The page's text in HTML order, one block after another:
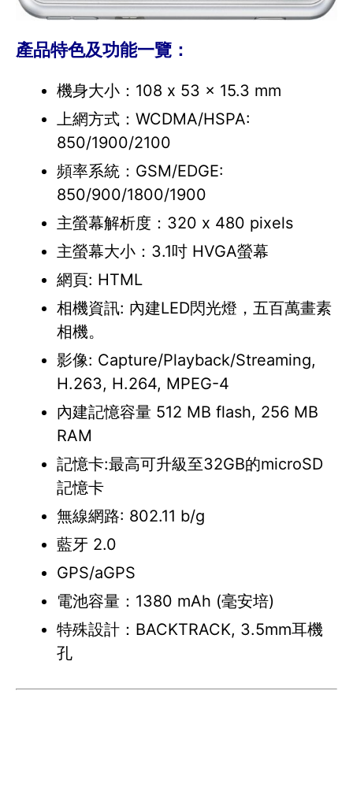
產品特色及功能一覽：
機身大小：108 x 53 x 15.3 mm
上網方式：WCDMA/HSPA:
850/1900/2100
頻率系統：GSM/EDGE:
850/900/1800/1900
主螢幕解析度：320 x 480 pixels
主螢幕大小：3.1吋 HVGA螢幕
網頁: HTML
相機資訊: 內建LED閃光燈，五百萬畫素
相機。
影像: Capture/Playback/Streaming,
H.263, H.264, MPEG-4
內建記憶容量 512 MB flash, 256 MB
RAM
記憶卡:最高可升級至32GB的microSD
記憶卡
無線網路: 802.11 b/g
藍牙 2.0
GPS/aGPS
電池容量：1380 mAh (毫安培)
特殊設計：BACKTRACK, 3.5mm耳機
孔